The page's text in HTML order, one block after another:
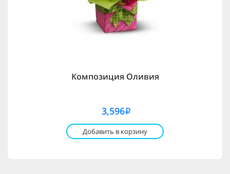
Композиция Оливия
3,596i
Добавить в корзину